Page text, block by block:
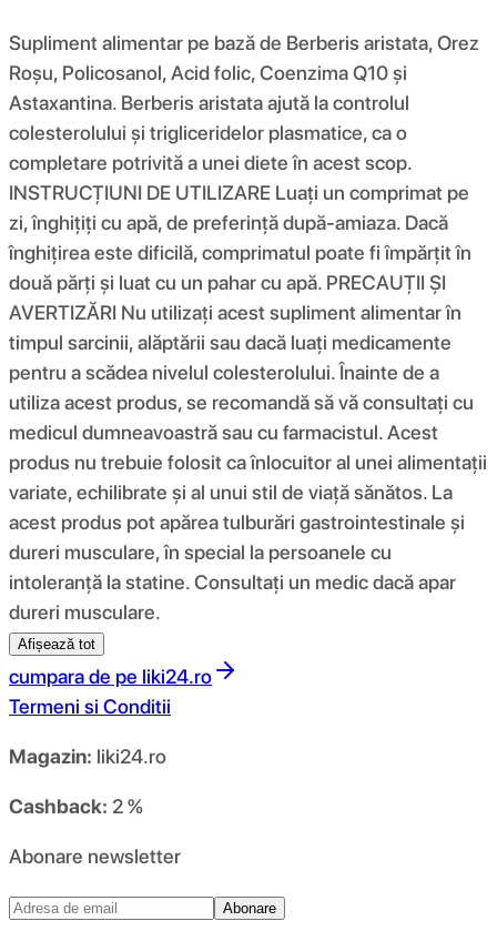
Supliment alimentar pe bază de Berberis aristata, Orez
Roșu, Policosanol, Acid folic, Coenzima Q10 și
Astaxantina. Berberis aristata ajută la controlul
colesterolului și trigliceridelor plasmatice, ca o
completare potrivită a unei diete în acest scop.
INSTRUCȚIUNI DE UTILIZARE Luați un comprimat pe
zi, înghițiți cu apă, de preferință după-amiaza. Dacă
înghițirea este dificilă, comprimatul poate fi împărțit în
două părți și luat cu un pahar cu apă. PRECAUȚII ȘI
AVERTIZĂRI Nu utilizați acest supliment alimentar în
timpul sarcinii, alăptării sau dacă luați medicamente
pentru a scădea nivelul colesterolului. Înainte de a
utiliza acest produs, se recomandă să vă consultați cu
medicul dumneavoastră sau cu farmacistul. Acest
produs nu trebuie folosit ca înlocuitor al unei alimentații
variate, echilibrate și al unui stil de viață sănătos. La
acest produs pot apărea tulburări gastrointestinale și
dureri musculare, în special la persoanele cu
intoleranță la statine. Consultați un medic dacă apar
dureri musculare.
Afișează tot
cumpara de pe liki24.ro
Termeni si Conditii
Magazin: liki24.ro
Cashback: 2 %
Abonare newsletter
Abonare